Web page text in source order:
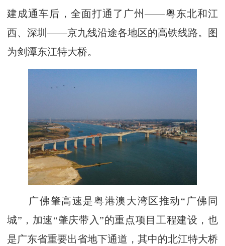
建成通车后，全面打通了广州——粤东北和江
西、深圳——京九线沿途各地区的高铁线路。图
为剑潭东江特大桥。
广佛肇高速是粤港澳大湾区推动“广佛同
城”，加速“肇庆带入”的重点项目工程建设，也
是广东省重要出省地下通道，其中的北江特大桥